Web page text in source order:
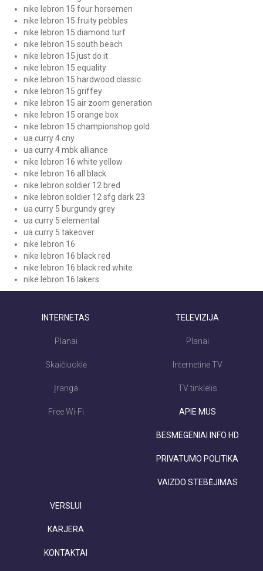
nike lebron 15 four horsemen
nike lebron 15 fruity pebbles
nike lebron 15 diamond turf
nike lebron 15 south beach
nike lebron 15 just do it
nike lebron 15 equality
nike lebron 15 hardwood classic
nike lebron 15 griffey
nike lebron 15 air zoom generation
nike lebron 15 orange box
nike lebron 15 championshop gold
ua curry 4 cny
ua curry 4 mbk alliance
nike lebron 16 white yellow
nike lebron 16 all black
nike lebron soldier 12 bred
nike lebron soldier 12 sfg dark 23
ua curry 5 burgundy grey
ua curry 5 elemental
ua curry 5 takeover
nike lebron 16
nike lebron 16 black red
nike lebron 16 black red white
nike lebron 16 lakers
INTERNETAS
Planai
Skaičiuoklė
Įranga
Free Wi-Fi
TELEVIZIJA
Planai
Internetinė TV
TV tinklelis
APIE MUS
BESMEGENIAI INFO HD
PRIVATUMO POLITIKA
VAIZDO STEBĖJIMAS
VERSLUI
KARJERA
KONTAKTAI